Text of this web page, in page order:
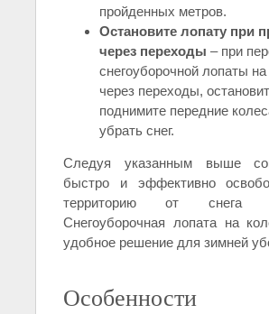
пройденных метров.
Остановите лопату при
через переходы – при
снегоуборочной лопаты на
через переходы,
поднимите передние
убрать снег.
Следуя указанным выше
быстро и эффективно
территорию от
Снегоуборочная лопата на
удобное решение для зимней
Особенности